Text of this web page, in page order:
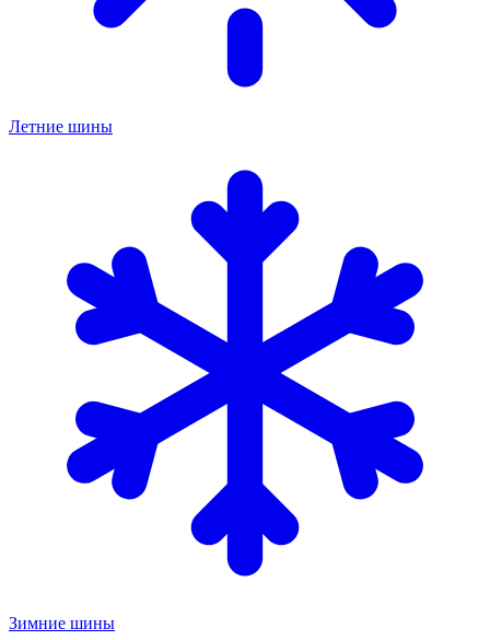
Летние шины
Зимние шины